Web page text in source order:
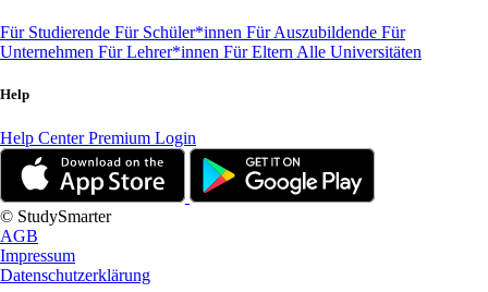
Für Studierende Für Schüler*innen Für Auszubildende Für
Unternehmen Für Lehrer*innen Für Eltern Alle Universitäten
Help
Help CenterPremium Login
© StudySmarter
AGB
Impressum
Datenschutzerklärung